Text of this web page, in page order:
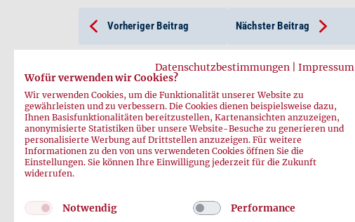
Vorheriger Beitrag Nächster Beitrag
Datenschutzbestimmungen
Impressum
Wofür verwenden wir Cookies?
Wir verwenden Cookies, um die Funktionalität unserer Website zu
gewährleisten und zu verbessern. Die Cookies dienen beispielsweise dazu,
Ihnen Basisfunktionalitäten bereitzustellen, Kartenansichten anzuzeigen,
anonymisierte Statistiken über unsere Website-Besuche zu generieren und
personalisierte Werbung auf Drittstellen anzuzeigen. Für weitere
Informationen zu den von uns verwendeten Cookies öffnen Sie die
Einstellungen. Sie können Ihre Einwilligung jederzeit für die Zukunft
widerrufen.
Notwendig Performance